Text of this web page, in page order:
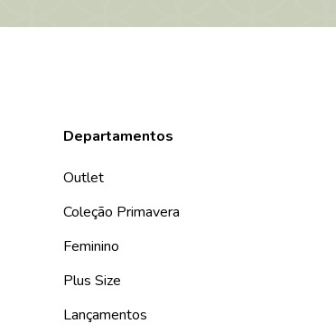
Departamentos
Outlet
Coleção Primavera
Feminino
Plus Size
Lançamentos